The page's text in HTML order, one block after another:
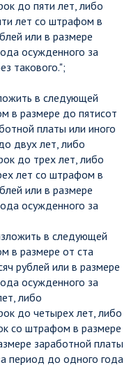
до пяти лет, либо
лет со штрафом в
или в размере
осужденного за
такового.";
в следующей
в размере до пятисот
платы или иного
двух лет, либо
до трех лет, либо
лет со штрафом в
или в размере
осужденного за
в следующей
в размере от ста
рублей или в размере
осужденного за
либо
до четырех лет, либо
со штрафом в размере
заработной платы
период до одного года